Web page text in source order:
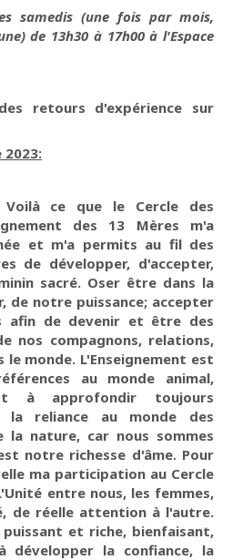
samedis (une fois par mois,
de 13h30 à 17h00 à l'Espace
retours d'expérience sur
2023:
ce que le Cercle des
des 13 Mères m'a
et m'a permits au fil des
de développer, d'accepter,
sacré. Oser être dans la
de notre puissance; accepter
afin de devenir et être des
nos compagnons, relations,
monde. L'Enseignement est
au monde animal,
à approfondir toujours
la reliance au monde des
la nature, car nous sommes
notre richesse d'âme. Pour
ma participation au Cercle
entre nous, les femmes,
de réelle attention à l'autre.
et riche, bienfaisant,
développer la confiance, la